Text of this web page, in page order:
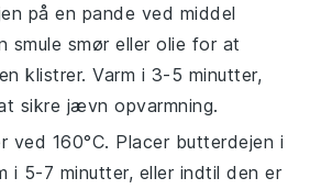
på en pande ved middel
smule smør ellerolie for at
klistrer. Varm i 3-5 minutter,
sikre jævn opvarmning.
ved 160°C. Placer butterdejen i
i 5-7 minutter, eller indtil den er